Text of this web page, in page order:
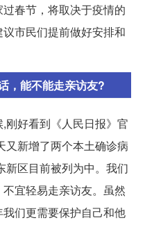
春节，将取决于疫情的
市民们提前做好安排和
，能不能走亲访友?
刚好看到《人民日报》官
又新增了两个本土确诊病
新区目前被列为中。我们
宜轻易走亲访友。虽然
们更需要保护自己和他